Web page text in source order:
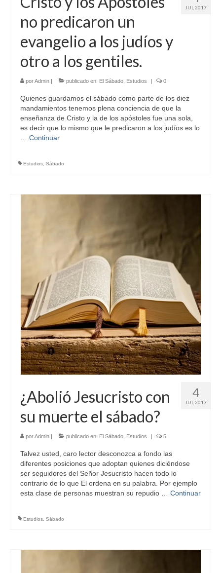
JUL 2017
no predicaron un
evangelio a los judíos y
otro a los gentiles.
porAdmin | publicado en: El Sábado Estudios | 0
Quienes guardamos el sábado como parte de los diez
mandamientos tenemos plena conciencia de que la
enseñanza de Cristo y la de los apóstoles fue una sola,
es decir que lo mismo que le predicaron a los judíos es lo
Continuar
Estudios Sábado
4
JUL 2017
¿Abolió Jesucristo con
su muerte el sábado?
porAdmin | publicado en: El Sábado Estudios | 5
Talvez usted, caro lector desconozca a fondo las
diferentes posiciones que adoptan quienes diciéndose
ser seguidores del Señor Jesucristo hacen todo lo
contrario de lo que El ordena en su palabra. Por ejemplo
esta clase de personas muestran su repudio … Continuar
Estudios Sábado